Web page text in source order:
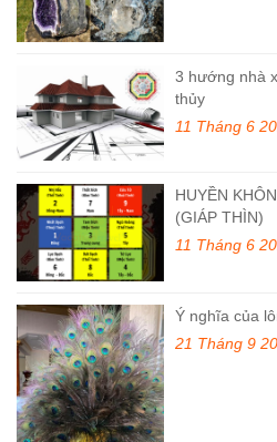
3 hướng nhà
thủy
11 Tháng 6
HUYỀN
(GIÁP THÌN)
11 Tháng 6
Ý nghĩa của
21 Tháng 9